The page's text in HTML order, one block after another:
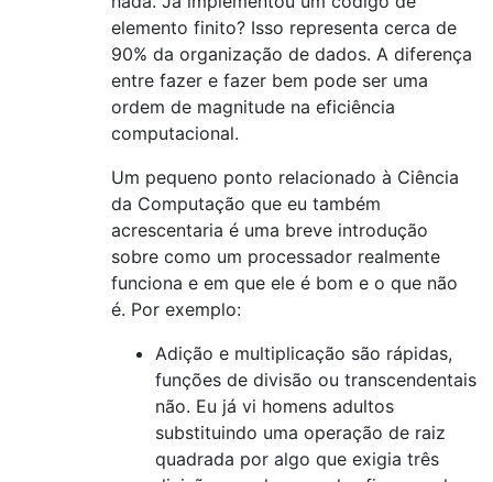
elemento finito? Isso representa cerca de
90% da organização de dados. A diferença
entre fazer e fazer bem pode ser uma
ordem de magnitude na eficiência
computacional.
Um pequeno ponto relacionado à Ciência
da Computação que eu também
acrescentaria é uma breve introdução
sobre como um processador realmente
funciona e em que ele é bom e o que não
é. Por exemplo:
Adição e multiplicação são rápidas,
funções de divisão ou transcendentais
não. Eu já vi homens adultos
substituindo uma operação de raiz
quadrada por algo que exigia três